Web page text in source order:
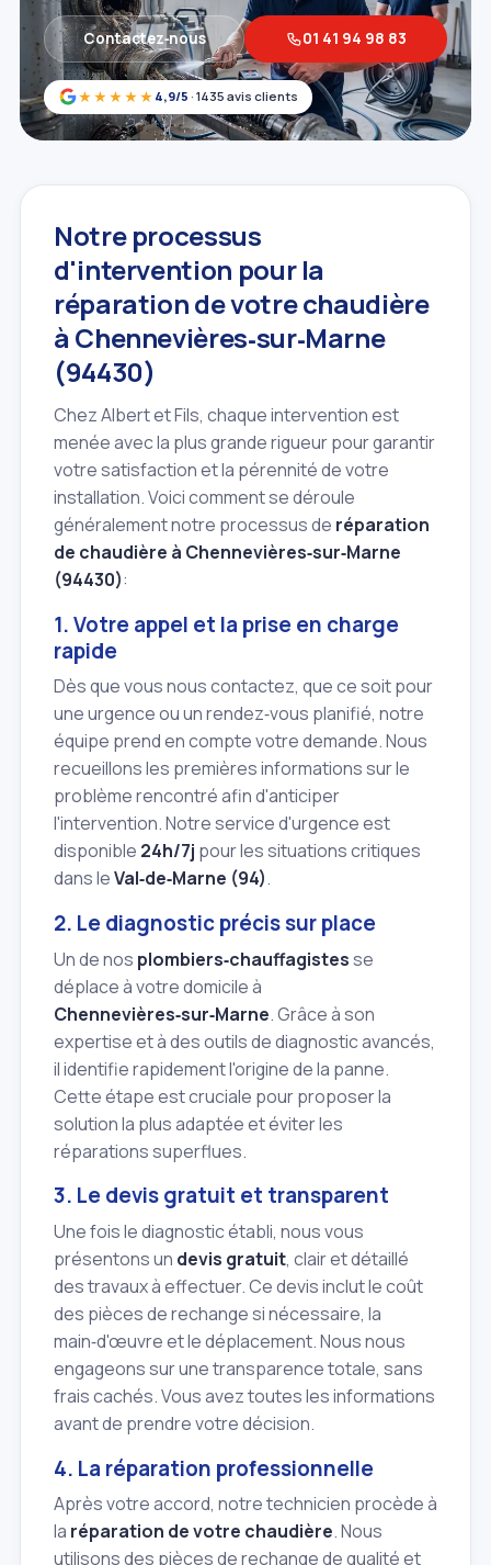
★★★★★ 4,9/5 · 1435 avis clients
Contactez‑nous 01 41 94 98 83
Notre processus
d'intervention pour la
réparation de votre chaudière
à Chennevières‑sur‑Marne
(94430)
Chez Albert et Fils, chaque intervention est
menée avec la plus grande rigueur pour garantir
votre satisfaction et la pérennité de votre
installation. Voici comment se déroule
généralement notre processus de réparation
de chaudière à Chennevières‑sur‑Marne
(94430):
1. Votre appel et la prise en charge
rapide
Dès que vous nous contactez, que ce soit pour
une urgence ou un rendez‑vous planifié, notre
équipe prend en compte votre demande. Nous
recueillons les premières informations sur le
problème rencontré afin d'anticiper
l'intervention. Notre service d'urgence est
disponible 24h/7j pour les situations critiques
dans leVal‑de‑Marne (94).
2. Le diagnostic précis sur place
Un de nos plombiers‑chauffagistesse
déplace à votre domicile à
Chennevières‑sur‑Marne. Grâce à son
expertise et à des outils de diagnostic avancés,
il identifie rapidement l'origine de la panne.
Cette étape est cruciale pour proposer la
solution la plus adaptée et éviter les
réparations superflues.
3. Le devis gratuit et transparent
Une fois le diagnostic établi, nous vous
présentons un devis gratuit, clair et détaillé
des travaux à effectuer. Ce devis inclut le coût
des pièces de rechange si nécessaire, la
main‑d'œuvre et le déplacement. Nous nous
engageons sur une transparence totale, sans
frais cachés. Vous avez toutes les informations
avant de prendre votre décision.
4. La réparation professionnelle
Après votre accord, notre technicien procède à
la réparation de votre chaudière. Nous
utilisons des pièces de rechange de qualité et